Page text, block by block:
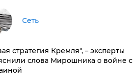
Сеть
стратегия Кремля", – эксперты
слова Мирошника о войне с